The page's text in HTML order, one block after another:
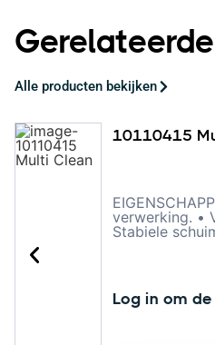
Alle producten bekijken
10110415
verwerking. •
Stabiele
langere
vezels. •
lak etc. •
een frisse
Log in om